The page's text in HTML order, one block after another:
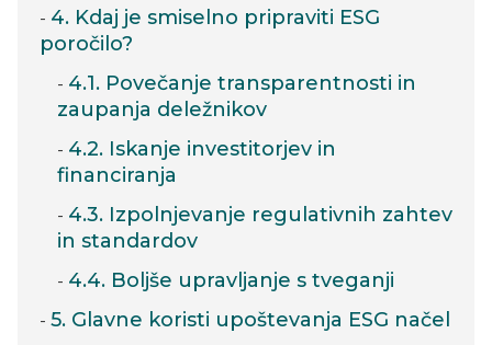
4. Kdaj je smiselno pripraviti ESG
poročilo?
4.1. Povečanje transparentnosti in
zaupanja deležnikov
4.2. Iskanje investitorjev in
financiranja
4.3. Izpolnjevanje regulativnih zahtev
in standardov
4.4. Boljše upravljanje s tveganji
5. Glavne koristi upoštevanja ESG načel